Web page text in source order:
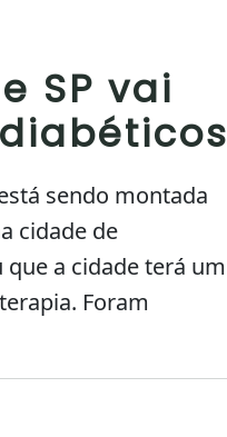
SP vai
sendo montada
cidade de
que a cidade terá um
Foram